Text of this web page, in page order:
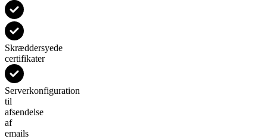
Skræddersyede
certifikater
Serverkonfiguration
til
afsendelse
af
emails